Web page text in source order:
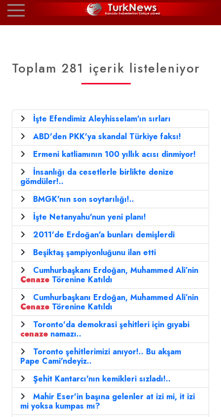
Toplam 281 içerik listeleniyor
İşte Efendimiz Aleyhisselam'ın sırları
ABD'den PKK'ya skandal Türkiye faksı!
Ermeni katliamının 100 yıllık acısı dinmiyor!
İnsanlığı da cesetlerle birlikte denize
gömdüler!..
BMGK'nın son soytarılığı!..
İşte Netanyahu'nun yeni planı!
2011'de Erdoğan'a bunları demişlerdi
Beşiktaş şampiyonluğunu ilan etti
Cumhurbaşkanı Erdoğan, Muhammed Ali’nin
Cenaze Törenine Katıldı
Cumhurbaşkanı Erdoğan, Muhammed Ali’nin
Cenaze Törenine Katıldı
Toronto'da demokrasi şehitleri için gıyabi
cenaze namazı..
Toronto şehitlerimizi anıyor!.. Bu akşam
Pape Cami'ndeyiz..
Şehit Kantarcı'nın kemikleri sızladı!..
Mahir Eser'in başına gelenler at izi mi, it izi
mi yoksa kumpas mı?